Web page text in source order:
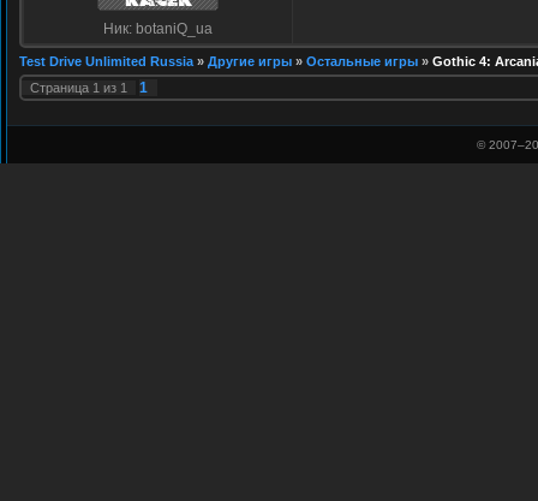
Ник: botaniQ_ua
Test Drive Unlimited Russia » Другие игры » Остальные игры » Gothic 4:
Страница 1 из 1 1
© 2007–